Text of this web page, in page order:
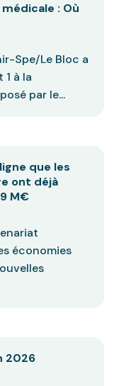
: Où
Spe/Le Bloc a
1 à la
par le...
que les
ont déjà
M€
économies
2026